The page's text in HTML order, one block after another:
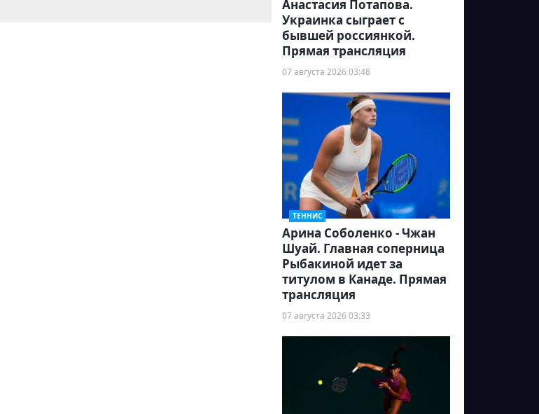
Анастасия Потапова.
Украинка сыграет с
бывшей россиянкой.
Прямая трансляция
07 августа 2026 03:48
ТЕННИС
Арина Соболенко - Чжан
Шуай. Главная соперница
Рыбакиной идет за
титулом в Канаде. Прямая
трансляция
07 августа 2026 03:33